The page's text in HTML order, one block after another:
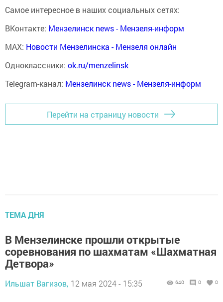
Самое интересное в наших социальных сетях:
ВКонтакте: Мензелинск news - Мензеля-информ
MAX: Новости Мензелинска - Мензеля онлайн
Одноклассники: ok.ru/menzelinsk
Telegram-канал: Мензелинск news - Мензеля-информ
Перейти на страницу новости
ТЕМА ДНЯ
В Мензелинске прошли открытые
соревнования по шахматам «Шахматная
Детвора»
Ильшат Вагизов, 12 мая 2024 - 15:35 640 0 0